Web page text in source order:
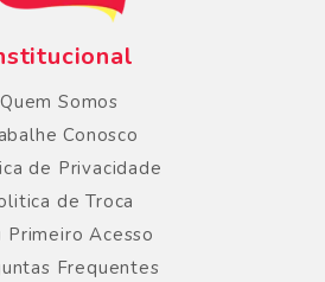
Quem Somos
Conosco
de Privacidade
de Troca
Primeiro Acesso
Frequentes